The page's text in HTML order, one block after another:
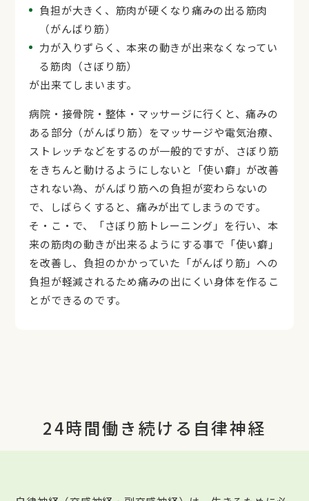
負担が大きく、筋肉が硬くなり痛みの出る筋肉
（がんばり筋）
力が入りずらく、本来の動きが出来なくなってい
る筋肉（さぼり筋）
が出来てしまいます。
病院・接骨院・整体・マッサージに行くと、痛みの
ある部分（がんばり筋）をマッサージや電気治療、
ストレッチなどをするのが一般的ですが、さぼり筋
をきちんと動けるようにしないと「使い癖」が改善
されない為、がんばり筋への負担が変わらないの
で、しばらくすると、痛みが出てしまうのです。
そ・こ・で、「さぼり筋トレーニング」を行い、本
来の筋肉の動きが出来るようにする事で「使い癖」
を改善し、負担のかかっていた「がんばり筋」への
負担が軽減されるため痛みの出にくい身体を作るこ
とができるのです。
24時間働き続ける自律神経